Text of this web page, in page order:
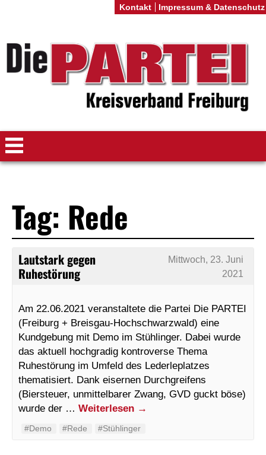
Tag: Rede
Lautstark gegen
Ruhestörung
Mittwoch, 23. Juni
2021
Am 22.06.2021 veranstaltete die Partei Die PARTEI
(Freiburg + Breisgau-Hochschwarzwald) eine
Kundgebung mit Demo im Stühlinger. Dabei wurde
das aktuell hochgradig kontroverse Thema
Ruhestörung im Umfeld des Lederleplatzes
thematisiert. Dank eisernen Durchgreifens
(Biersteuer, unmittelbarer Zwang, GVD guckt böse)
wurde der … Weiterlesen →
#Demo #Rede #Stühlinger
Kontakt Impressum & Datenschutz